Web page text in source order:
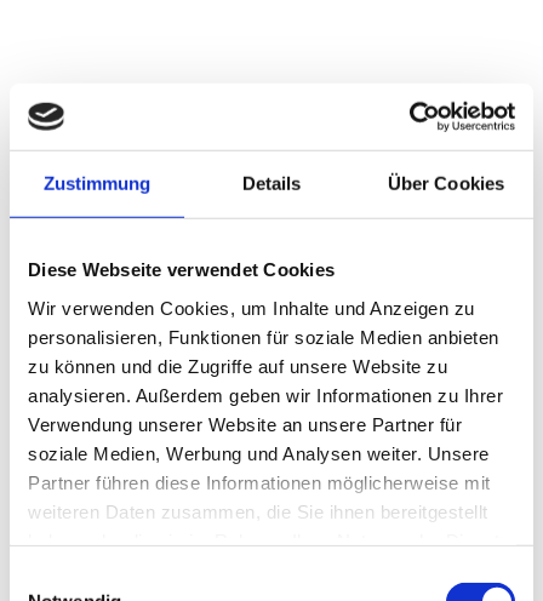
Zustimmung Details Über Cookies
Diese Webseite verwendet Cookies
Wir verwenden Cookies, um Inhalte und Anzeigen zu
personalisieren, Funktionen für soziale Medien anbieten
zu können und die Zugriffe auf unsere Website zu
analysieren. Außerdem geben wir Informationen zu Ihrer
Verwendung unserer Website an unsere Partner für
soziale Medien, Werbung und Analysen weiter. Unsere
Partner führen diese Informationen möglicherweise mit
weiteren Daten zusammen, die Sie ihnen bereitgestellt
Als Mitglied des Handwerkerverbands handeln wir
„So macht man Dach!“
DACHDECKER SPENGLER
Dachsanierung Messe Graz – Flachdachsanierung
ohne Abriss – ein erfolgreich umgesetztes Projekt!
ZUR REPORTAGE